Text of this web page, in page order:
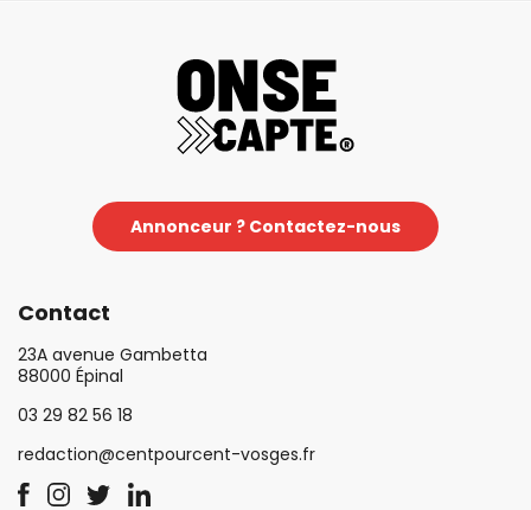
Annonceur ? Contactez-nous
Contact
23A avenue Gambetta
88000 Épinal
03 29 82 56 18
redaction@centpourcent-vosges.fr